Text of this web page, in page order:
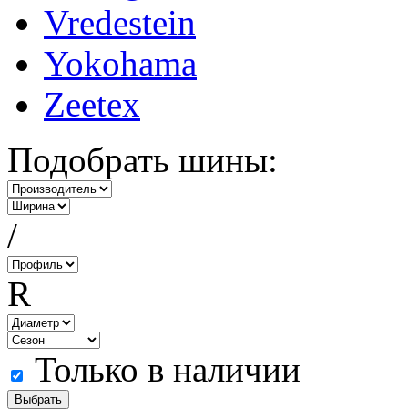
Vredestein
Yokohama
Zeetex
Подобрать шины:
/
R
Только в наличии